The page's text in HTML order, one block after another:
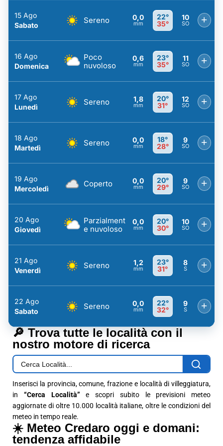
15 Ago
Sabato
Sereno 0,0
mm
22°
35°
10
SO +
16 Ago
Domenica
Poco
nuvoloso
0,6
mm
23°
35°
11
SO +
17 Ago
Lunedì
Sereno 1,8
mm
20°
31°
12
SO +
18 Ago
Martedì
Sereno 0,0
mm
18°
28°
9
SO +
19 Ago
Mercoledì
Coperto 0,0
mm
20°
29°
9
SO +
20 Ago
Giovedì
Parzialment
e nuvoloso
0,0
mm
20°
30°
10
SO +
21 Ago
Venerdì
Sereno 1,2
mm
23°
31°
8
S +
22 Ago
Sabato
Sereno 0,0
mm
22°
32°
9
S +
🔎 Trova tutte le località con il
nostro motore di ricerca
Inserisci la provincia, comune, frazione e località di villeggiatura,
in “Cerca Località” e scopri subito le previsioni meteo
aggiornate di oltre 10.000 località italiane, oltre le condizioni del
meteo in tempo reale.
☀️ Meteo Credaro oggi e domani:
tendenza affidabile